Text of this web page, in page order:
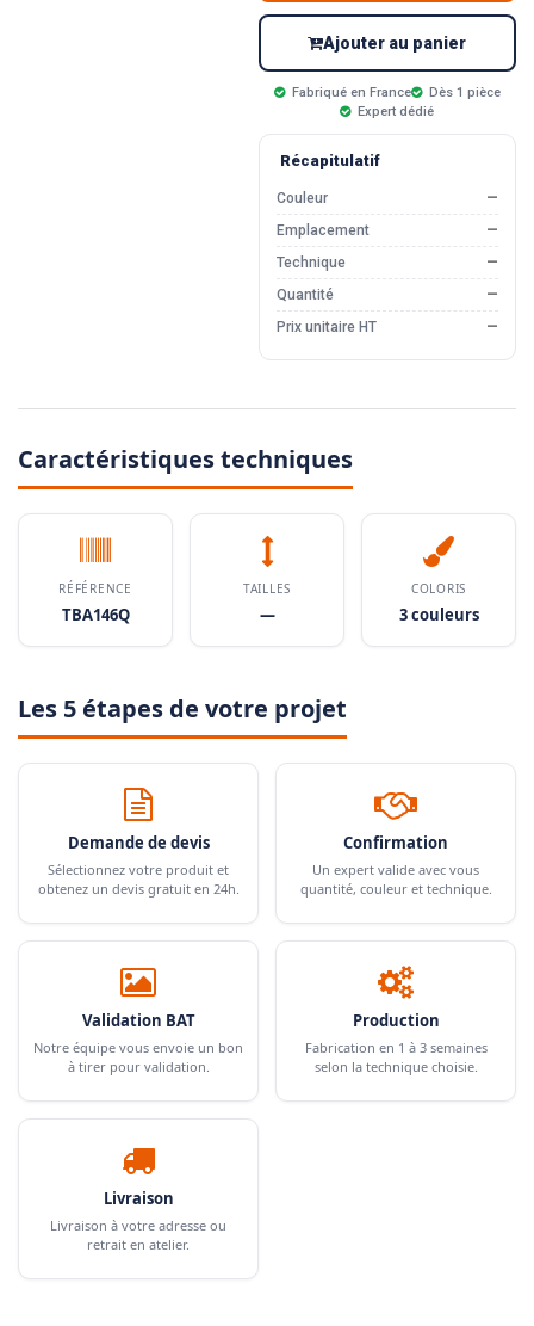
Ajouter au panier
Fabriqué en France
Dès 1 pièce
Expert dédié
Récapitulatif
Couleur
—
Emplacement
—
Technique
—
Quantité
—
Prix unitaire HT
—
Caractéristiques techniques
RÉFÉRENCE
TBA146Q
TAILLES
—
COLORIS
3 couleurs
Les 5 étapes de votre projet
Demande de devis
Sélectionnez votre produit et
obtenez un devis gratuit en 24h.
Confirmation
Un expert valide avec vous
quantité, couleur et technique.
Validation BAT
Notre équipe vous envoie un bon
à tirer pour validation.
Production
Fabrication en 1 à 3 semaines
selon la technique choisie.
Livraison
Livraison à votre adresse ou
retrait en atelier.